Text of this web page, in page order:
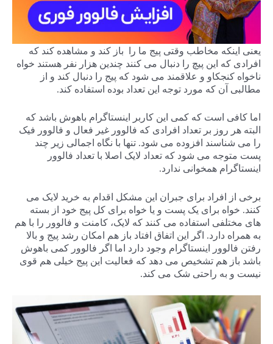
یعنی اینکه مخاطب وقتی پیج ما را باز کند و مشاهده کند که
افرادی که این پیچ را دنبال می کنند چندین هزار نفر هستند خواه
ناخواه کنجکاو و علاقمند می شود که پیج را دنبال کند و از
مطالبی آن که مورد توجه این تعداد بوده استفاده کند.
اما کافی است که کمی این کاربر اینستاگرام باهوش باشد که
البته هر روز بر تعداد افرادی که فالوور غیر فعال و فالوور فیک
را می شناسند افزوده می شود. تنها با نگاه اجمالی زیر چند
پست متوجه می شود که تعداد لایک اصلا با تعداد فالوور
اینستاگرام همخوانی ندارد.
برخی از افراد برای جبران این مشکل اقدام به خرید لایک می
کنند. خواه برای یک پست و یا خواه برای کل پیج خود از بسته
های مختلفی استفاده می کنند که لایک، کامنت و فالوور را با هم
به همراه دارد. اگر این اتفاق افتاد باز هم امکان رشد پیج و بالا
رفتن فالوور اینستاگرام وجود دارد اما اگر فالوور کمی باهوش
باشد باز هم تشخیص می دهد که فعالیت این پیج خیلی هم قوی
نیست و به راحتی شک می کند.